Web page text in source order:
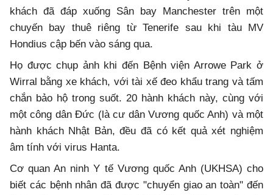
khách đã đáp xuống Sân bay Manchester trên một
chuyến bay thuê riêng từ Tenerife sau khi tàu MV
Hondius cập bến vào sáng qua.
Họ được chụp ảnh khi đến Bệnh viện Arrowe Park ở
Wirral bằng xe khách, với tài xế đeo khẩu trang và tấm
chắn bảo hộ trong suốt. 20 hành khách này, cùng với
một công dân Đức (là cư dân Vương quốc Anh) và một
hành khách Nhật Bản, đều đã có kết quả xét nghiệm
âm tính với virus Hanta.
Cơ quan An ninh Y tế Vương quốc Anh (UKHSA) cho
biết các bệnh nhân đã được "chuyển giao an toàn" đến